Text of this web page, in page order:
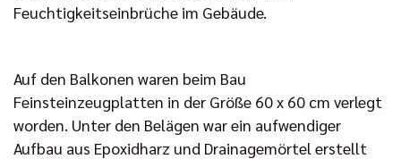
Feuchtigkeitseinbrüche im Gebäude.
Auf den Balkonen waren beim Bau
Feinsteinzeugplatten in der Größe 60 x 60 cm verlegt
worden. Unter den Belägen war ein aufwendiger
Aufbau aus Epoxidharz und Drainagemörtel erstellt